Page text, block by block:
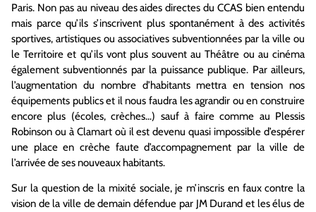
Paris. Non pas au niveau des aides directes du CCAS bien entendu
mais parce qu’ils s’inscrivent plus spontanément à des activités
sportives, artistiques ou associatives subventionnées par la ville ou
le Territoire et qu’ils vont plus souvent au Théâtre ou au cinéma
également subventionnés par la puissance publique. Par ailleurs,
l’augmentation du nombre d’habitants mettra en tension nos
équipements publics et il nous faudra les agrandir ou en construire
encore plus (écoles, crèches…) sauf à faire comme au Plessis
Robinson ou à Clamart où il est devenu quasi impossible d’espérer
une place en crèche faute d’accompagnement par la ville de
l’arrivée de ses nouveaux habitants.
Sur la question de la mixité sociale, je m’inscris en faux contre la
vision de la ville de demain défendue par JM Durand et les élus de